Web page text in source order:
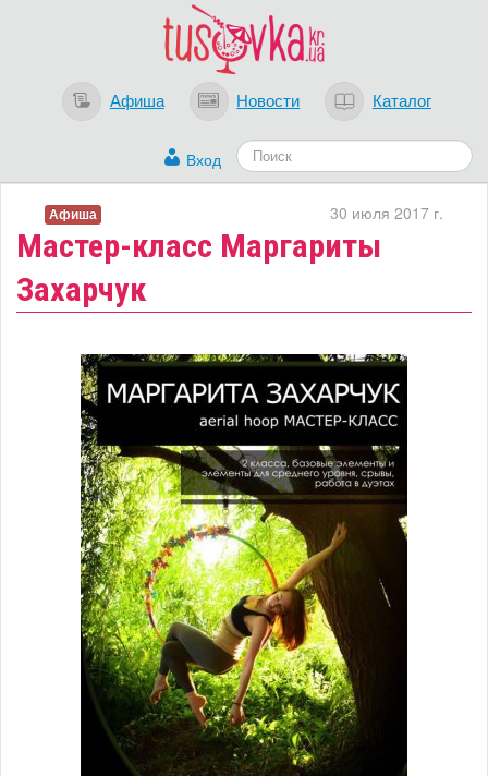
Афиша Новости Каталог
Вход
Мастер-класс Маргариты
Захарчук
30 июля 2017 г.
Афиша